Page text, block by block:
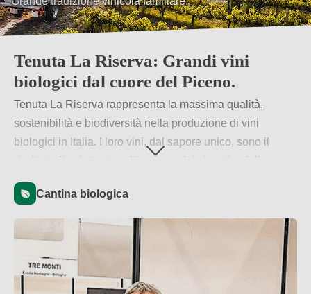
Tenuta La Riserva: Grandi vini
biologici dal cuore del Piceno.
Tenuta La Riserva rappresenta la massima qualità,
sostenibilità e biodiversità nella produzione di vini
biologici in Italia. I loro vini, dal sapore unico, sono il
risultato di un'attenta coltivazione dei vigneti e della
vitivinicola marchigiana autentica e sostenibile.
Per saperne di più
Cantina biologica